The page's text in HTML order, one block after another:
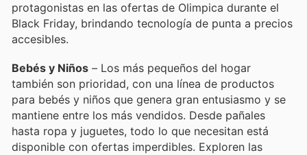
protagonistas en las ofertas de Olimpica durante el
Black Friday, brindando tecnología de punta a precios
accesibles.
Bebés y Niños – Los más pequeños del hogar
también son prioridad, con una línea de productos
para bebés y niños que genera gran entusiasmo y se
mantiene entre los más vendidos. Desde pañales
hasta ropa y juguetes, todo lo que necesitan está
disponible con ofertas imperdibles. Exploren las